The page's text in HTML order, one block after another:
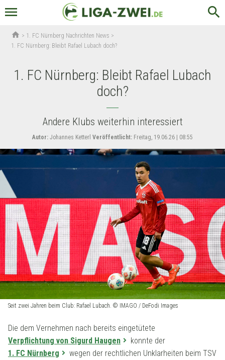
menu search
home > 1. FC Nürnberg Nachrichten News >
1. FC Nürnberg: Bleibt Rafael Lubach doch?
1. FC Nürnberg: Bleibt Rafael Lubach
doch?
Andere Klubs weiterhin interessiert
Autor: Johannes Ketterl Veröffentlicht: Freitag, 19.06.26 | 08:55
Seit zwei Jahren beim Club: Rafael Lubach. © IMAGO / DeFodi Images
Die dem Vernehmen nach bereits eingetütete
Verpflichtung von Sigurd Haugen
konnte der
1. FC Nürnberg
wegen der rechtlichen Unklarheiten beim TSV